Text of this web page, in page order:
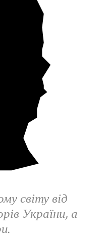
світу від
України, а